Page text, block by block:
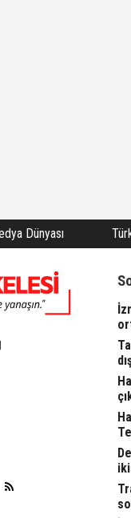
Dünyası